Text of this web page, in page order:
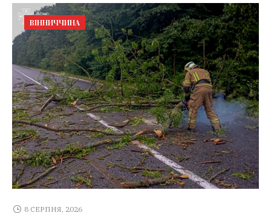
ВІННИЧЧИНА
8 СЕРПНЯ, 2026